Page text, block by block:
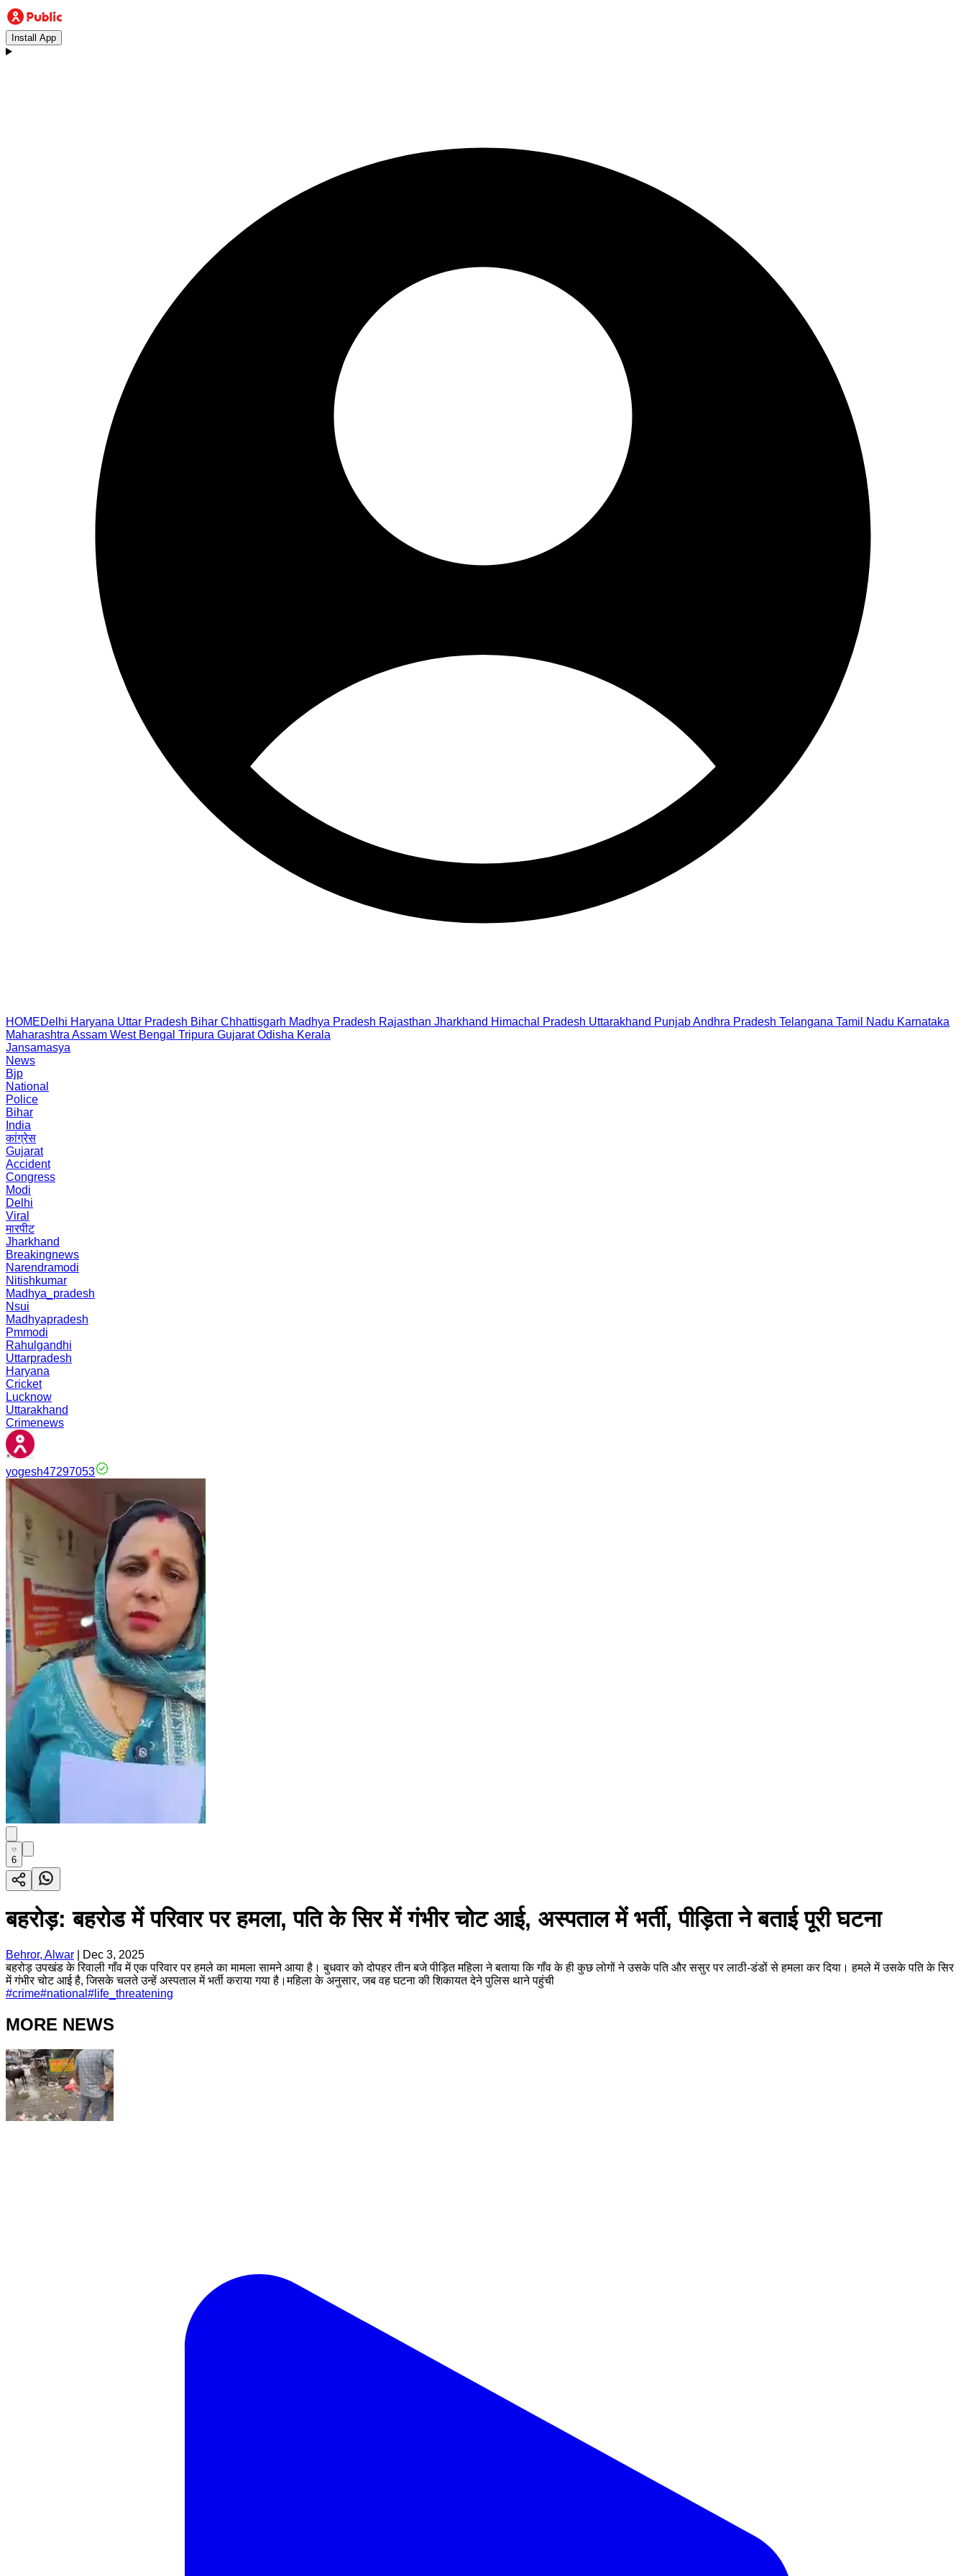
Install App
HOMEDelhi Haryana Uttar Pradesh Bihar Chhattisgarh Madhya Pradesh Rajasthan Jharkhand Himachal Pradesh Uttarakhand PunjabAndhra Pradesh Telangana Tamil Nadu Karnataka
Maharashtra Assam West Bengal Tripura Gujarat Odisha Kerala
Jansamasya
News
Bjp
National
Police
Bihar
India
कांग्रेस
Gujarat
Accident
Congress
Modi
Delhi
Viral
मारपीट
Jharkhand
Breakingnews
Narendramodi
Nitishkumar
Madhya_pradesh
Nsui
Madhyapradesh
Pmmodi
Rahulgandhi
Uttarpradesh
Haryana
Cricket
Lucknow
Uttarakhand
Crimenews
yogesh47297053
6
बहरोड़: बहरोड में परिवार पर हमला, पति के सिर में गंभीर चोट आई, अस्पताल में भर्ती, पीड़िता ने बताई पूरी घटना
Behror, Alwar
Dec 3, 2025
बहरोड़ उपखंड के रिवाली गाँव में एक परिवार पर हमले का मामला सामने आया है। बुधवार को दोपहर तीन बजे पीड़ित महिला ने बताया कि गाँव के ही कुछ लोगों ने उसके पति और ससुर पर लाठी-डंडों से हमला कर दिया। हमले में उसके पति के सिर
में गंभीर चोट आई है, जिसके चलते उन्हें अस्पताल में भर्ती कराया गया है।महिला के अनुसार, जब वह घटना की शिकायत देने पुलिस थाने पहुंची
#crime#national # life_threatening
MORE NEWS